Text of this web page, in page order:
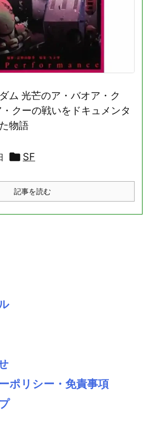
ム 光芒のア・バオア・ク
クーの戦いをドキュメンタ
物語
 SF
記事を読む
ポリシー・免責事項